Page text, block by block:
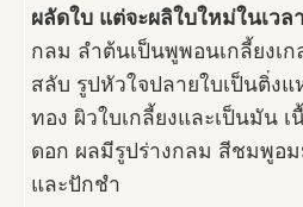
ผลัดใบ แต่จะผลิใบใหม่ในเวล
กลม ลำต้นเป็นพูพอนเกลี้ยงเก
สลับ รูปหัวใจปลายใบเป็นติ่ง
ทอง ผิวใบเกลี้ยงและเป็นมัน
ดอก ผลมีรูปร่างกลม สีชมพูอ
และปักชำ